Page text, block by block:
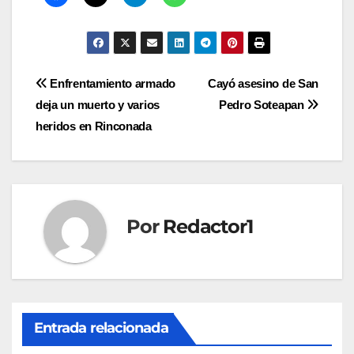
Navegación
de
entradas
Cayó asesino de San
Pedro Soteapan
Enfrentamiento armado
deja un muerto y varios
heridos en Rinconada
Por Redactor1
Entrada relacionada